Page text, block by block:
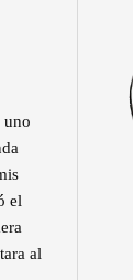
uno
el
al